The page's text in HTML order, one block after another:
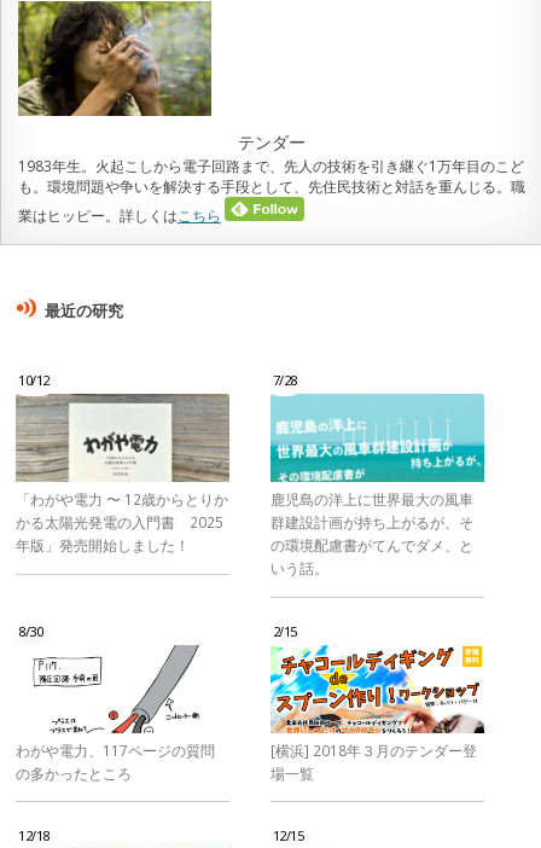
テンダー
1983年生。火起こしから電子回路まで、先人の技術を引き継ぐ1万年目のこど
も。環境問題や争いを解決する手段として、先住民技術と対話を重んじる。職
業はヒッピー。詳しくは こちら
最近の研究
10/12
「わがや電力 〜 12歳からとりか
かる太陽光発電の入門書 2025
年版」発売開始しました！
7/28
鹿児島の洋上に世界最大の風車
群建設計画が持ち上がるが、そ
の環境配慮書がてんでダメ、と
いう話。
8/30
わがや電力、117ページの質問
の多かったところ
2/15
[横浜] 2018年３月のテンダー登
場一覧
12/18 12/15